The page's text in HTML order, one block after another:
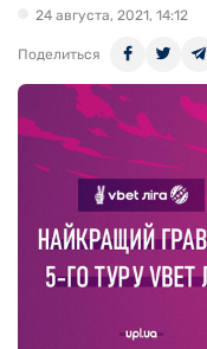
24 августа, 2021, 14:12
Поделиться